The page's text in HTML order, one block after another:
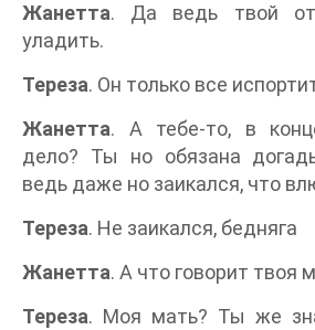
Жанетта. Да ведь твой
уладить.
Тереза. Он только все
Жанетта. А тебе-то, в
дело? Ты но обязана
ведь даже но заикался, что
Тереза. Не заикался, бедняга
Жанетта. А что говорит твоя
Тереза. Моя мать? Ты же